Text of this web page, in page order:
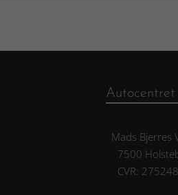
Autocentret
Mads Bjerres
7500
CVR: